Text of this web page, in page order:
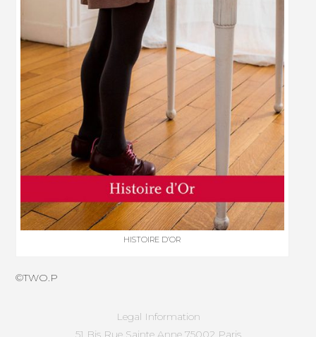
HISTOIRE D’OR
©TWO.P
Legal Information